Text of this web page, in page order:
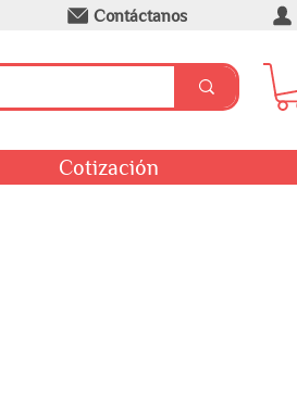
Contáctanos
Cotización